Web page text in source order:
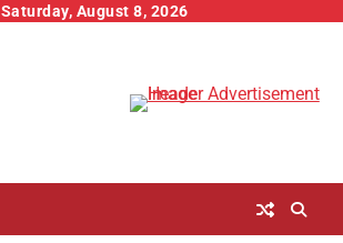
Saturday, August 8, 2026